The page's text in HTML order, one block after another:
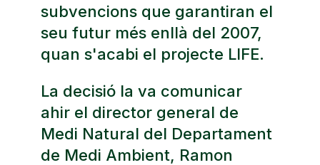
subvencions que garantiran el
seu futur més enllà del 2007,
quan s'acabi el projecte LIFE.
La decisió la va comunicar
ahir el director general de
Medi Natural del Departament
de Medi Ambient, Ramon